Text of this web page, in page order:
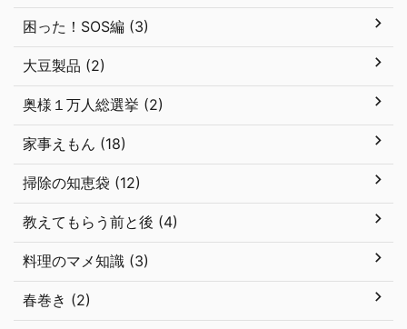
困った！SOS編 (3)
大豆製品 (2)
奥様１万人総選挙 (2)
家事えもん (18)
掃除の知恵袋 (12)
教えてもらう前と後 (4)
料理のマメ知識 (3)
春巻き (2)